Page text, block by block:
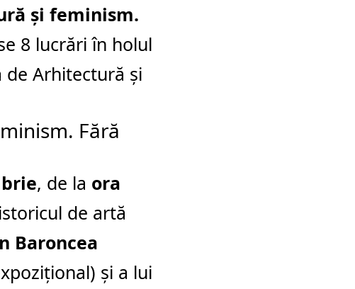
și feminism.
8 lucrări în holul
de Arhitectură și
Fără
, de la ora
de artă
Baroncea
și a lui